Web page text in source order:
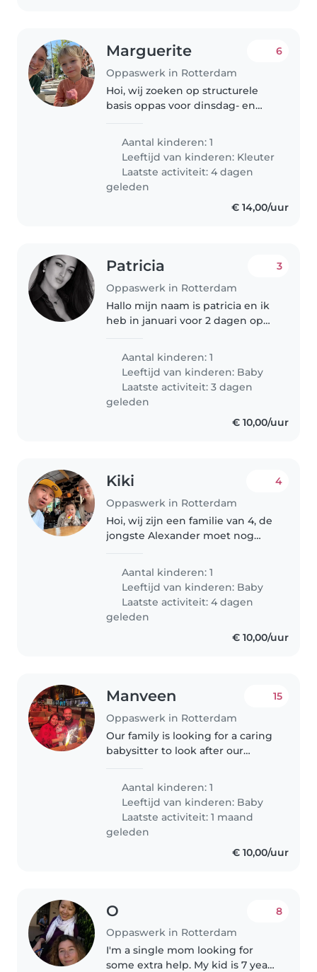
Marguerite
Oppaswerk in Rotterdam
6
Hoi, wij zoeken op structurele
basis oppas voor dinsdag- en
lieve vierjarig zoontje Julius.
Helemaal fijn als die dagen ook
kan gekookt worden. Leuk om
eens..
Aantal kinderen: 1
Leeftijd van kinderen: Kleuter
Laatste activiteit: 4 dagen
geleden
€ 14,00/uur
Patricia
Oppaswerk in Rotterdam
3
Hallo mijn naam is patricia en ik
heb in januari voor 2 dagen op
dagen voor mijn baby zo dat ik
een paar uurtjes kan werken.
Heb wel een betrouwbaar
iemand..
Aantal kinderen: 1
Leeftijd van kinderen: Baby
Laatste activiteit: 3 dagen
geleden
€ 10,00/uur
Kiki
Oppaswerk in Rotterdam
4
Hoi, wij zijn een familie van 4, de
jongste Alexander moet nog
soms iemand die evt 1 dag op
hem kan passen als hij niet naar
de opvang gaat en wij beide..
Aantal kinderen: 1
Leeftijd van kinderen: Baby
Laatste activiteit: 4 dagen
geleden
€ 10,00/uur
Manveen
Oppaswerk in Rotterdam
15
Our family is looking for a caring
babysitter to look after our
someone who can provide a
safe, nurturing environment and
feed..
Aantal kinderen: 1
Leeftijd van kinderen: Baby
Laatste activiteit: 1 maand
geleden
€ 10,00/uur
O
Oppaswerk in Rotterdam
8
I'm a single mom looking for
some extra help. My kid is 7 years